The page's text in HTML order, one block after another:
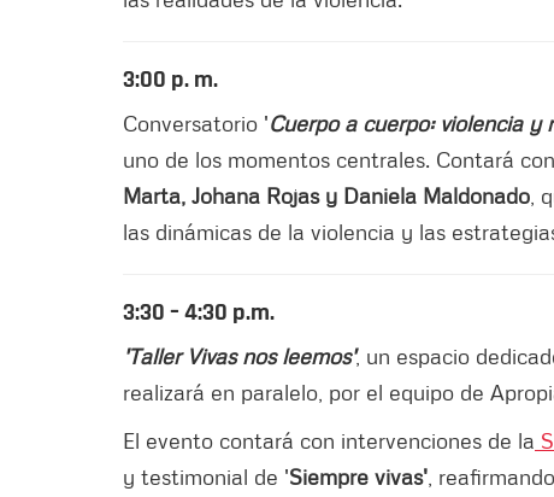
3:00 p. m.
Conversatorio 'Cuerpo a cuerpo: violencia y
uno de los momentos centrales. Contará
Marta, Johana Rojas y Daniela Maldonado ,
las dinámicas de la violencia y las
3:30 – 4:30 p.m.
'Taller Vivas nos leemos', un espacio
realizará en paralelo, por el equipo de
El evento contará con intervenciones de la
y testimonial de 'Siempre vivas' ,